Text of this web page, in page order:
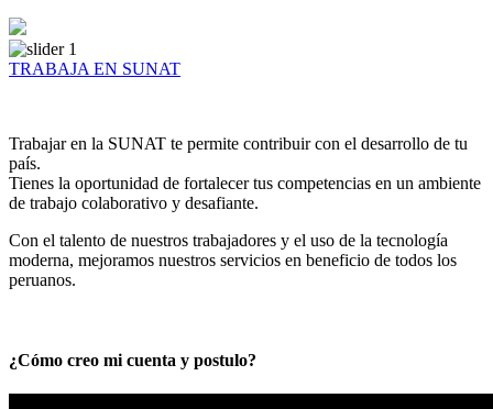
TRABAJA EN SUNAT
Trabajar en la SUNAT te permite contribuir con el desarrollo de tu
país.
Tienes la oportunidad de fortalecer tus competencias en un ambiente
de trabajo colaborativo y desafiante.
Con el talento de nuestros trabajadores y el uso de la tecnología
moderna, mejoramos nuestros servicios en beneficio de todos los
peruanos.
¿Cómo creo mi cuenta y postulo?